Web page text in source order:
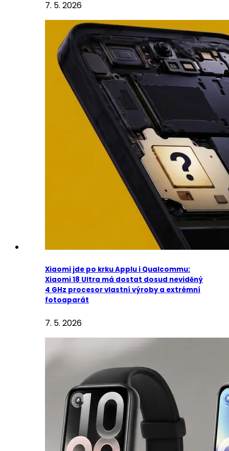
7. 5. 2026
Xiaomi jde po krku Applu i Qualcommu:
Xiaomi 18 Ultra má dostat dosud neviděný
4 GHz procesor vlastní výroby a extrémní
fotoaparát
7. 5. 2026